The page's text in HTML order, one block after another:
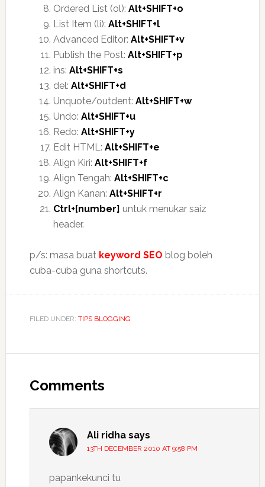
Ordered List (ol): Alt+SHIFT+o
List Item (li): Alt+SHIFT+l
Advanced Editor: Alt+SHIFT+v
Publish the Post: Alt+SHIFT+p
ins: Alt+SHIFT+s
del: Alt+SHIFT+d
Unquote/outdent: Alt+SHIFT+w
Undo: Alt+SHIFT+u
Redo: Alt+SHIFT+y
Edit HTML: Alt+SHIFT+e
Align Kiri: Alt+SHIFT+f
Align Tengah: Alt+SHIFT+c
Align Kanan: Alt+SHIFT+r
Ctrl+[number] untuk menukar saiz
header.
p/s: masa buat keyword SEO blog boleh
cuba-cuba guna shortcuts.
FILED UNDER: TIPS BLOGGING
Interactions
Comments
Ali ridha says
13TH DECEMBER 2010 AT 9:58 PM
papankekunci tu